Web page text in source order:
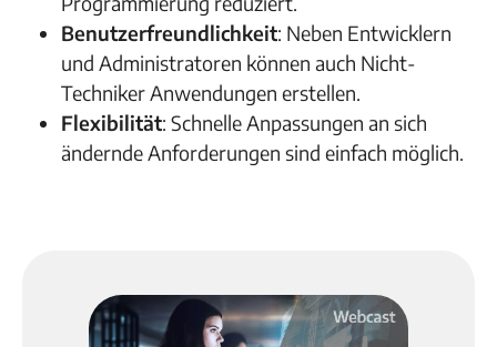
Benutzerfreundlichkeit: Neben Entwicklern
und Administratoren können auch Nicht-
Techniker Anwendungen erstellen.
Flexibilität: Schnelle Anpassungen an sich
ändernde Anforderungen sind einfach möglich.